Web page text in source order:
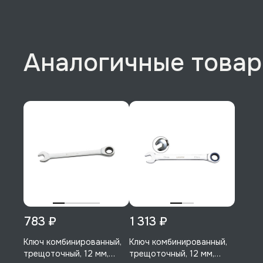
Аналогичные
783 ₽
Ключ комбинированный,
трещоточный, 12 мм,
1 313 ₽
Ключ комбинированный,
трещоточный, 12 мм,